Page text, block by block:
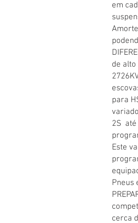
em
de
para
2S
Este
Pneus
cerca